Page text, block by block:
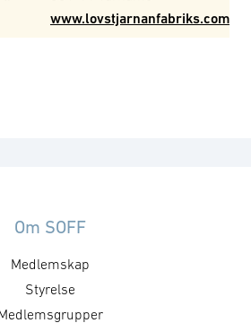
www.lovstjarnanfabriks.com
Om SOFF
Medlemskap
Styrelse